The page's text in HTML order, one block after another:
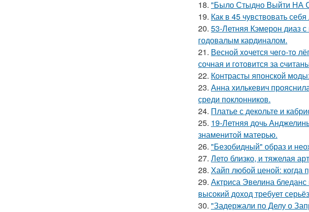
18. "Было Стыдно Выйти НА
19. Как в 45 чувствовать
20. 53-Летняя Кэмерон диаз
годовалым кардиналом.
21. Весной xoчется чeгo-тo
сочная и гoтовится за
22. Контрасты японской
23. Анна хилькевич
среди поклонников.
24. Платье с декольте и
25. 19-Летняя дочь
знаменитой матерью.
26. "Безобидный" образ и
27. Лето близко, и тяжелая
28. Хайп любой ценой: когда
29. Актриса Эвелина
высокий доход требует
30. "Задержали по Делу о